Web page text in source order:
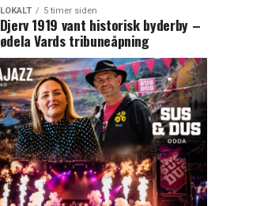
LOKALT 5 timer siden
Djerv 1919 vant historisk byderby –
ødela Vards tribuneåpning